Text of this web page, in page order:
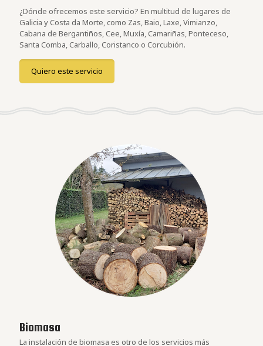
¿Dónde ofrecemos este servicio? En multitud de lugares de
Galicia y Costa da Morte, como Zas, Baio, Laxe, Vimianzo,
Cabana de Bergantiños, Cee, Muxía, Camariñas, Ponteceso,
Santa Comba, Carballo, Coristanco o Corcubión.
Quiero este servicio
Biomasa
La instalación de biomasa es otro de los servicios más